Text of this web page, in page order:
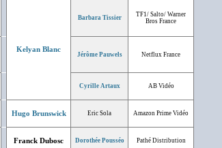
Kelyan Blanc
Barbara Tissier
TF1/ Salto/ Warner
Bros France
Jérôme Pauwels Netflux France
Cyrille Artaux AB Vidéo
Hugo Brunswick Eric Sola Amazon Prime Vidéo
Franck Dubosc Dorothée Pousséo Pathé Distribution